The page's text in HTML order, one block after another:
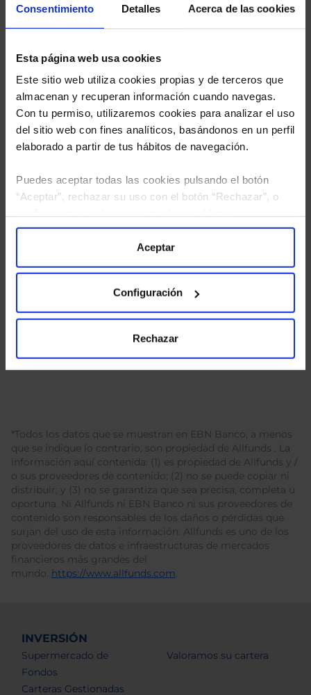
Consentimiento Detalles Acerca de las cookies
Esta página web usa cookies
Este sitio web utiliza cookies propias y de terceros que
almacenan y recuperan información cuando navegas.
Con tu permiso, utilizaremos cookies para analizar el uso
del sitio web con fines analíticos, basándonos en un perfil
elaborado a partir de tus hábitos de navegación.
Puedes aceptar todas las cookies pulsando el botón
“Aceptar”, rechazar su uso con el botón “Rechazar”, o
“Configuración”. Consulta nuestraPolítica
para más información.
Aceptar
Configuración
Rechazar
tratamiento de mis datos personales.
*Todos los datos que se muestran en EBN Banco, a menos
que se indique lo contrario, son propiedad de Allfunds . La
información aquí contenida: (1) es propiedad de Allfunds y /
o sus proveedores de contenido; (2) no se puede copiar ni
distribuir; y (3) no se garantiza que sea precisa, completa u
oportuna. Ni Allfunds ni EBN Banco ni sus proveedores de
contenido son responsables de los daños o pérdidas que
surjan del uso de esta información. Allfunds es uno de los
proveedores de datos e infraestructuras de mercados
financieros más grandes del
mundo. https://www.allfunds.com.
INVERSIÓN
Supermercado de
Fondos
Carteras Gestionadas
Valoramos su cartera